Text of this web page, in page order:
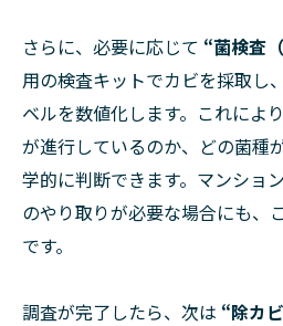
さらに、必要に応じて “菌検査
用の検査キットでカビを採取し
ベルを数値化します。これによ
が進行しているのか、どの菌種
学的に判断できます。マンショ
のやり取りが必要な場合にも、
です。
調査が完了したら、次は “除カ